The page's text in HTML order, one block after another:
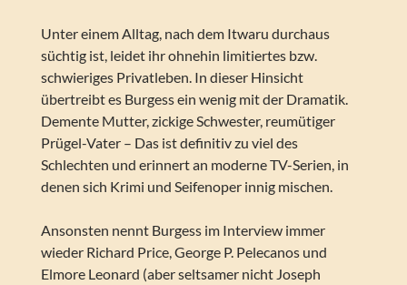
Unter einem Alltag, nach dem Itwaru durchaus
süchtig ist, leidet ihr ohnehin limitiertes bzw.
schwieriges Privatleben. In dieser Hinsicht
übertreibt es Burgess ein wenig mit der Dramatik.
Demente Mutter, zickige Schwester, reumütiger
Prügel-Vater – Das ist definitiv zu viel des
Schlechten und erinnert an moderne TV-Serien, in
denen sich Krimi und Seifenoper innig mischen.
Ansonsten nennt Burgess im Interview immer
wieder Richard Price, George P. Pelecanos und
Elmore Leonard (aber seltsamer nicht Joseph